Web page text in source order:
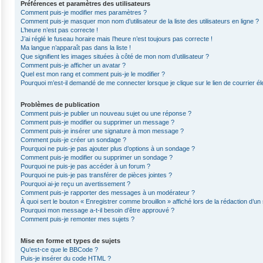
Préférences et paramètres des utilisateurs
Comment puis-je modifier mes paramètres ?
Comment puis-je masquer mon nom d’utilisateur de la liste des utilisateurs en ligne ?
L’heure n’est pas correcte !
J’ai réglé le fuseau horaire mais l’heure n’est toujours pas correcte !
Ma langue n’apparaît pas dans la liste !
Que signifient les images situées à côté de mon nom d’utilisateur ?
Comment puis-je afficher un avatar ?
Quel est mon rang et comment puis-je le modifier ?
Pourquoi m’est-il demandé de me connecter lorsque je clique sur le lien de courrier
Problèmes de publication
Comment puis-je publier un nouveau sujet ou une réponse ?
Comment puis-je modifier ou supprimer un message ?
Comment puis-je insérer une signature à mon message ?
Comment puis-je créer un sondage ?
Pourquoi ne puis-je pas ajouter plus d’options à un sondage ?
Comment puis-je modifier ou supprimer un sondage ?
Pourquoi ne puis-je pas accéder à un forum ?
Pourquoi ne puis-je pas transférer de pièces jointes ?
Pourquoi ai-je reçu un avertissement ?
Comment puis-je rapporter des messages à un modérateur ?
À quoi sert le bouton « Enregistrer comme brouillon » affiché lors de la rédaction d’un
Pourquoi mon message a-t-il besoin d’être approuvé ?
Comment puis-je remonter mes sujets ?
Mise en forme et types de sujets
Qu’est-ce que le BBCode ?
Puis-je insérer du code HTML ?